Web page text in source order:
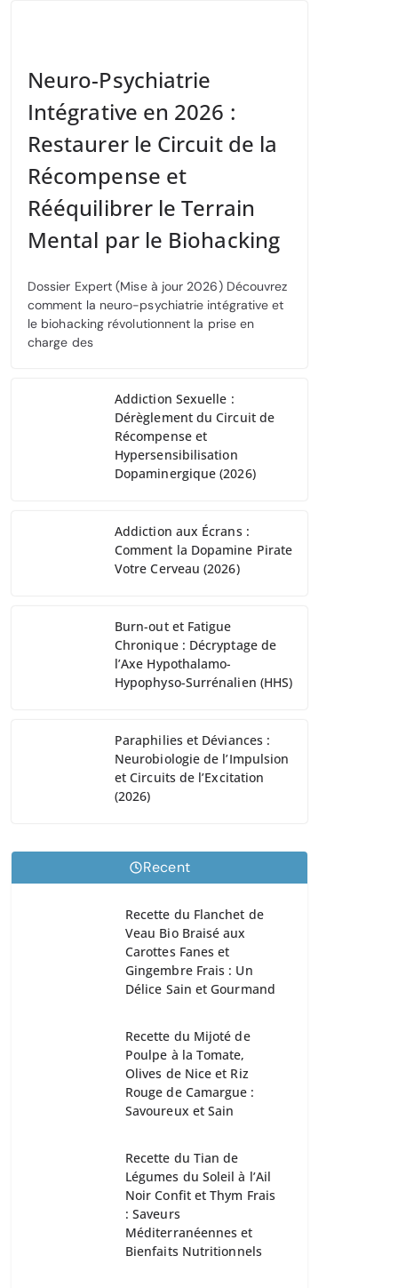
Neuro-Psychiatrie
Intégrative en 2026 :
Restaurer le Circuit de la
Récompense et
Rééquilibrer le Terrain
Mental par le Biohacking
Dossier Expert (Mise à jour 2026) Découvrez
comment la neuro-psychiatrie intégrative et
le biohacking révolutionnent la prise en
charge des
Addiction Sexuelle :
Dérèglement du Circuit de
Récompense et
Hypersensibilisation
Dopaminergique (2026)
Addiction aux Écrans :
Comment la Dopamine Pirate
Votre Cerveau (2026)
Burn-out et Fatigue
Chronique : Décryptage de
l’Axe Hypothalamo-
Hypophyso-Surrénalien (HHS)
Paraphilies et Déviances :
Neurobiologie de l’Impulsion
et Circuits de l’Excitation
(2026)
Recent
Recette du Flanchet de
Veau Bio Braisé aux
Carottes Fanes et
Gingembre Frais : Un
Délice Sain et Gourmand
Recette du Mijoté de
Poulpe à la Tomate,
Olives de Nice et Riz
Rouge de Camargue :
Savoureux et Sain
Recette du Tian de
Légumes du Soleil à l’Ail
Noir Confit et Thym Frais
: Saveurs
Méditerranéennes et
Bienfaits Nutritionnels